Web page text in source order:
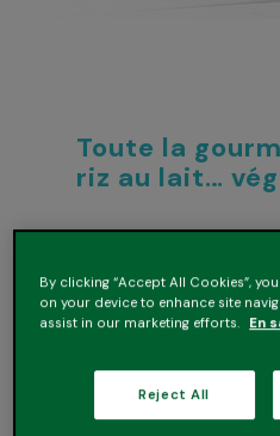
Toute la
riz au lait…
de vanille de
l’onctuosité du lait
Camargue sélectionné
Je découvre
By clicking “Accept All Cookies”,
on your device to enhance site
assist in our marketing efforts. En
Reject All